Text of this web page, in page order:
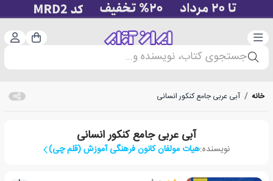
دسته‌بندی سبد
جستجوی کتاب، نویسنده و...
خانه / آبی عربی جامع کنکور انسانی
آبی عربی جامع کنکور انسانی
نویسنده:هیات مولفان کانون فرهنگی آموزش (قلم چی)